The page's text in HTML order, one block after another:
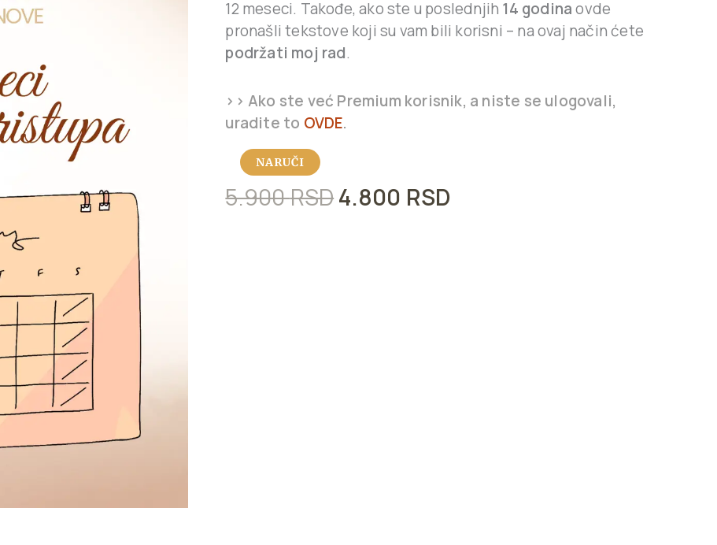
12 meseci. Takođe, ako ste u poslednjih 14 godinaovde
pronašli tekstove koji su vam bili korisni – na ovaj način ćete
podržati moj rad.
>> Ako ste već Premium korisnik, a niste se ulogovali,
uradite to OVDE.
godina
quantity
NARUČI
5.900RSD4.800 RSD